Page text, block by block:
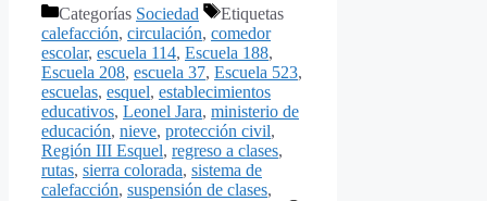
Categorías Sociedad
Etiquetas
calefacción, circulación, comedor
escolar, escuela 114, Escuela 188,
Escuela 208, escuela 37, Escuela 523,
escuelas, esquel, establecimientos
educativos, Leonel Jara, ministerio de
educación, nieve, protección civil,
Región III Esquel, regreso a clases,
rutas, sierra colorada, sistema de
calefacción, suspensión de clases,